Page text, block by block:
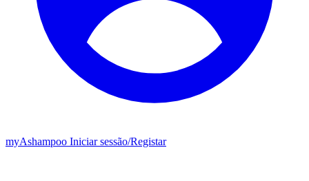
myAshampoo Iniciar sessão/Registar